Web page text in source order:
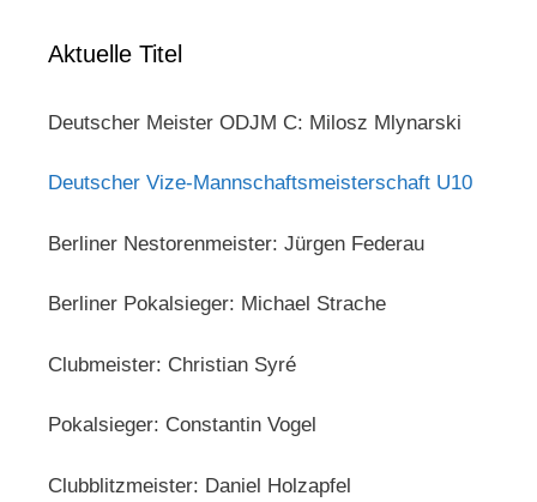
Aktuelle Titel
Deutscher Meister ODJM C: Milosz Mlynarski
Deutscher Vize-Mannschaftsmeisterschaft U10
Berliner Nestorenmeister: Jürgen Federau
Berliner Pokalsieger: Michael Strache
Clubmeister: Christian Syré
Pokalsieger: Constantin Vogel
Clubblitzmeister: Daniel Holzapfel